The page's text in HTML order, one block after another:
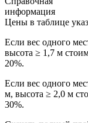
информация
Цены в таблице
Если вес одного
высота ≥ 1,7 м
20%.
Если вес одного
м, высота ≥ 2,0 м
30%.